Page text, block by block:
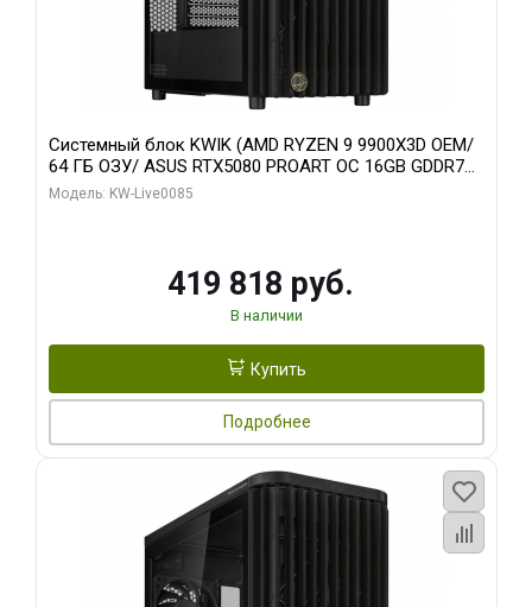
Системный блок KWIK (AMD RYZEN 9 9900X3D OEM/
64 ГБ ОЗУ/ ASUS RTX5080 PROART OC 16GB GDDR7
256bit Type-C DP 2/ 960 ГБ SSD)
Модель: KW-Live0085
419 818 руб.
В наличии
Купить
Подробнее